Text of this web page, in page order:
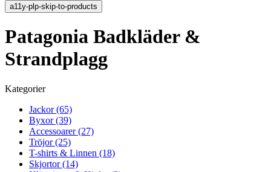
a11y-plp-skip-to-products
Patagonia Badkläder &
Strandplagg
Kategorier
Jackor (65)
Byxor (39)
Accessoarer (27)
Tröjor (25)
T-shirts & Linnen (18)
Skjortor (14)